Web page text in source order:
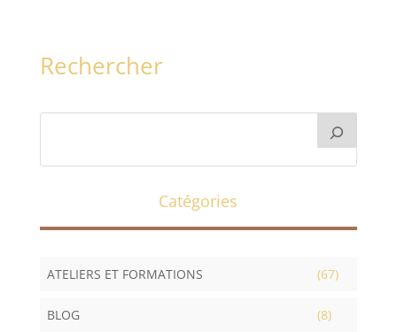
Rechercher
Catégories
ATELIERS ET FORMATIONS (67)
BLOG (8)